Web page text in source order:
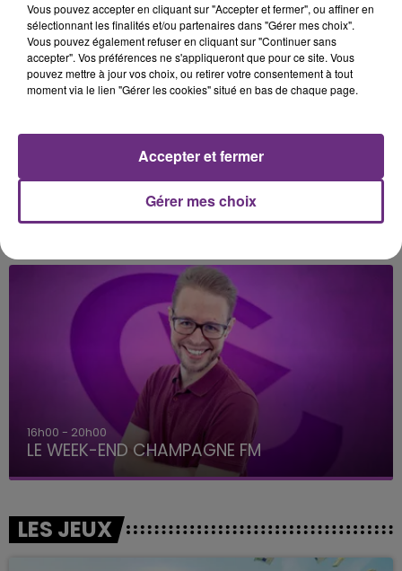
Cats On Trees OFENBACH & STARSAILOR
16h00 - 20h00
LE WEEK-END CHAMPAGNE FM
LES JEUX
Vous pouvez accepter en cliquant sur "Accepter et fermer", ou affiner en
sélectionnant les finalités et/ou partenaires dans "Gérer mes choix".
Vous pouvez également refuser en cliquant sur "Continuer sans
accepter". Vos préférences ne s'appliqueront que pour ce site. Vous
pouvez mettre à jour vos choix, ou retirer votre consentement à tout
moment via le lien "Gérer les cookies" situé en bas de chaque page.
Gérer mes choix
Accepter et fermer